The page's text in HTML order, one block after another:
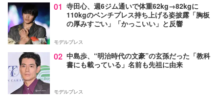
01 寺田心、週6ジム通いで体重62kg→82kgに
110kgのベンチプレス持ち上げる姿披露「胸板
の厚みすごい」「かっこいい」と反響
モデルプレス
02 中島歩、“明治時代の文豪”の玄孫だった「教科
書にも載っている」名前も先祖に由来
モデルプレス